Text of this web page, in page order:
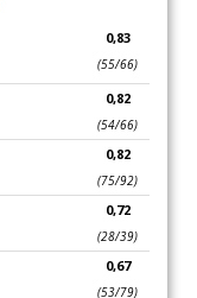
0,83
(55/66)
0,82
(54/66)
0,82
(75/92)
0,72
(28/39)
0,67
(53/79)